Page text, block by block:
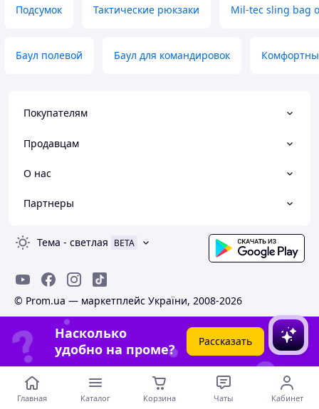
Подсумок Тактические рюкзаки Mil-tec sling bag
Баул полевой Баул для командировок
Покупателям
Продавцам
О нас
Партнеры
Тема - светлая BETA
© Prom.ua — маркетплейс України, 2008-2026
Насколько
удобно на проме?
Рассказать
Главная Каталог Корзина Чаты Кабинет